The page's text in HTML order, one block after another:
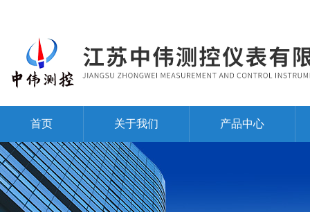
首页 关于我们 产品中心